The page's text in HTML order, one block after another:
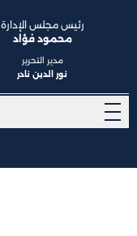
رئيس مجلس الإدارة
محمود فؤاد
مدير التحرير
نور الدين نادر